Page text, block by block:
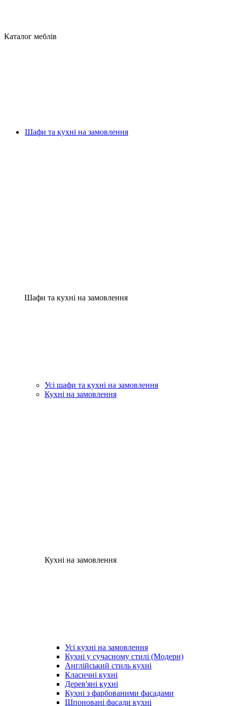
Каталог меблів
Шафи та кухні на замовлення
Шафи та кухні на замовлення
Усі шафи та кухні на замовлення
Кухні на замовлення
Кухні на замовлення
Усі кухні на замовлення
Кухні у сучасному стилі (Модерн)
Англійський стиль кухні
Класичні кухні
Дерев'яні кухні
Кухні з фарбованими фасадами
Шпоновані фасади кухні